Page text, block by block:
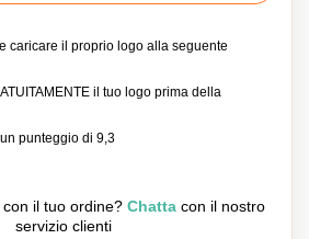
caricare il proprio logo alla seguente
il tuo logo prima della
punteggio di 9,3
il tuo ordine? Chatta con il nostro
servizio clienti